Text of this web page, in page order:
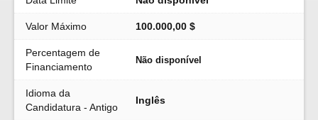
Valor Máximo 100.000,00 $
Percentagem de
Financiamento
Não disponível
Idioma da
Candidatura - Antigo
Inglês